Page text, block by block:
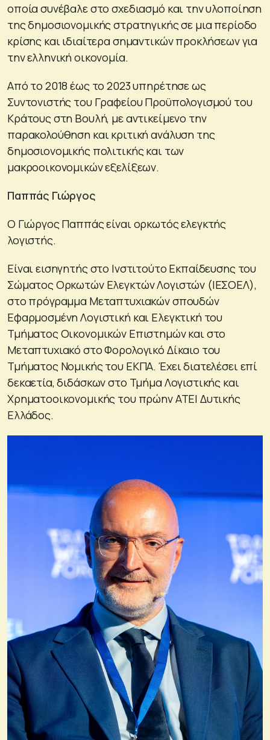
οποία συνέβαλε στο σχεδιασμό και την υλοποίηση
της δημοσιονομικής στρατηγικής σε μια περίοδο
κρίσης και ιδιαίτερα σημαντικών προκλήσεων για
την ελληνική οικονομία.
Από το 2018 έως το 2023 υπηρέτησε ως
Συντονιστής του Γραφείου Προϋπολογισμού του
Κράτους στη Βουλή, με αντικείμενο την
παρακολούθηση και κριτική ανάλυση της
δημοσιονομικής πολιτικής και των
μακροοικονομικών εξελίξεων.
Παππάς Γιώργος
Ο Γιώργος Παππάς είναι ορκωτός ελεγκτής
λογιστής.
Είναι εισηγητής στο Ινστιτούτο Εκπαίδευσης του
Σώματος Ορκωτών Ελεγκτών Λογιστών (ΙΕΣΟΕΛ),
στο πρόγραμμα Μεταπτυχιακών σπουδών
Εφαρμοσμένη Λογιστική και Ελεγκτική του
Τμήματος Οικονομικών Επιστημών και στο
Μεταπτυχιακό στο Φορολογικό Δίκαιο του
Τμήματος Νομικής του ΕΚΠΑ. Έχει διατελέσει επί
δεκαετία, διδάσκων στο Τμήμα Λογιστικής και
Χρηματοοικονομικής του πρώην ΑΤΕΙ Δυτικής
Ελλάδος.